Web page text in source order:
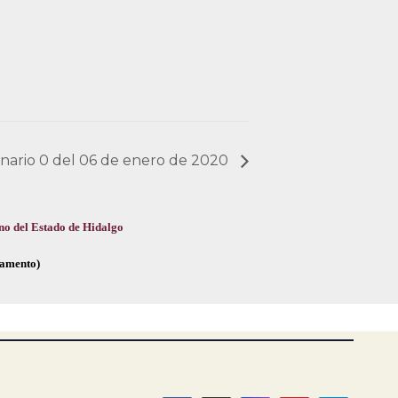
0 del 06 de enero de 2020
del Estado de Hidalgo